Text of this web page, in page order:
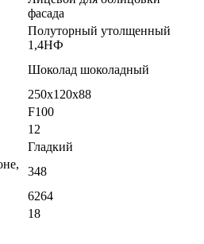
фасада
Полуторный утолщенный
1,4НФ
Шоколад шоколадный
250х120х88
F100
12
Гладкий
348
6264
18